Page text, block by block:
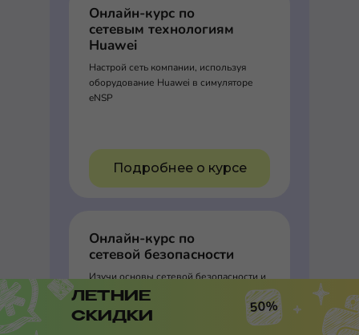
Онлайн-курс по
сетевым технологиям
Huawei
Настрой сеть компании, используя
оборудование Huawei в симуляторе
eNSP
Подробнее о курсе
Онлайн-курс по
сетевой безопасности
Изучи основы сетевой безопасности и
прокачай скилл системного
администратора и сетевого инженера
ЛЕТНИЕ
СКИДКИ
50%